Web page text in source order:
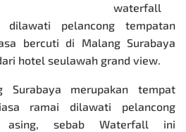
waterfall
pelancong tempatan
bercuti di Malang Surabaya
hotel seulawah grand view.
Surabaya merupakan tempat
ramai dilawati pelancong
asing, sebab Waterfall ini